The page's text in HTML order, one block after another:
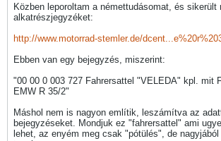
Közben leporoltam a némettudásomat, és sikerült
alkatrészjegyzéket:
http://www.motorrad-stemler.de/
Ebben van egy bejegyzés, miszerint:
"00 00 0 003 727 Fahrersattel "VELEDA" kpl. mit
EMW R 35/2"
Máshol nem is nagyon említik, leszámítva az
bejegyzéseket. Mondjuk ez "fahrersattel" ami
lehet, az enyém meg csak "pótülés", de